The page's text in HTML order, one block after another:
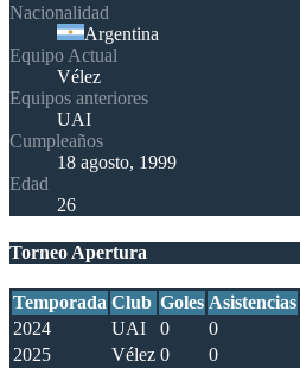
Nacionalidad
Argentina
Equipo Actual
Vélez
Equipos anteriores
UAI
Cumpleaños
18 agosto, 1999
Edad
26
Torneo Apertura
Temporada Club Goles Asistencias
2024
UAI 0 0
2025
Vélez 0 0